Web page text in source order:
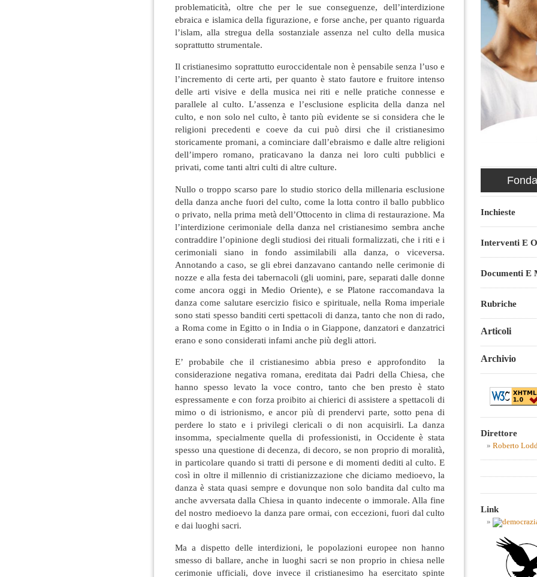
problematicità, oltre che per le sue conseguenze, dell’interdizione
ebraica e islamica della figurazione, e forse anche, per quanto riguarda
l’islam, alla stregua della sostanziale assenza nel culto della musica
soprattutto strumentale.
Il cristianesimo soprattutto euroccidentale non è pensabile senza l’uso e
l’incremento di certe arti, per quanto è stato fautore e fruitore intenso
delle arti visive e della musica nei riti e nelle pratiche connesse e
parallele al culto. L’assenza e l’esclusione esplicita della danza nel
culto, e non solo nel culto, è tanto più evidente se si considera che le
religioni precedenti e coeve da cui può dirsi che il cristianesimo
storicamente promani, a cominciare dall’ebraismo e dalle altre religioni
dell’impero romano, praticavano la danza nei loro culti pubblici e
privati, come tanti altri culti di altre culture.
Nullo o troppo scarso pare lo studio storico della millenaria esclusione
della danza anche fuori del culto, come la lotta contro il ballo pubblico
o privato, nella prima metà dell’Ottocento in clima di restaurazione. Ma
l’interdizione cerimoniale della danza nel cristianesimo sembra anche
contraddire l’opinione degli studiosi dei rituali formalizzati, che i riti e i
cerimoniali siano in fondo assimilabili alla danza, o viceversa.
Annotando a caso, se gli ebrei danzavano cantando nelle cerimonie di
nozze e alla festa dei tabernacoli (gli uomini, pare, separati dalle donne
come ancora oggi in Medio Oriente), e se Platone raccomandava la
danza come salutare esercizio fisico e spirituale, nella Roma imperiale
sono stati spesso banditi certi spettacoli di danza, tanto che non di rado,
a Roma come in Egitto o in India o in Giappone, danzatori e danzatrici
erano e sono considerati infami anche più degli attori.
E’ probabile che il cristianesimo abbia preso e approfondito la
considerazione negativa romana, ereditata dai Padri della Chiesa, che
hanno spesso levato la voce contro, tanto che ben presto è stato
espressamente e con forza proibito ai chierici di assistere a spettacoli di
mimo o di istrionismo, e ancor più di prendervi parte, sotto pena di
perdere lo stato e i privilegi clericali o di non acquisirli. La danza
insomma, specialmente quella di professionisti, in Occidente è stata
spesso una questione di decenza, di decoro, se non proprio di moralità,
in particolare quando si tratti di persone e di momenti dediti al culto. E
così in oltre il millennio di cristianizzazione che diciamo medioevo, la
danza è stata quasi sempre e dovunque non solo bandita dal culto ma
anche avversata dalla Chiesa in quanto indecente o immorale. Alla fine
del nostro medioevo la danza pare ormai, con eccezioni, fuori dal culto
e dai luoghi sacri.
Ma a dispetto delle interdizioni, le popolazioni europee non hanno
smesso di ballare, anche in luoghi sacri se non proprio in chiesa nelle
cerimonie ufficiali, dove invece il cristianesimo ha esercitato spinte
Inchieste
Interventi E
Documenti E
Rubriche
Articoli
Archivio
Direttore
Roberto
Link